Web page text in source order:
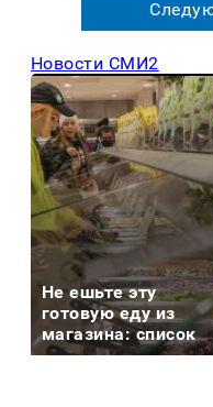
Новости СМИ2
Не ешьте эту
готовую еду из
магазина: список